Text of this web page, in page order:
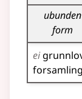
ubunden
form
ei
forsamling